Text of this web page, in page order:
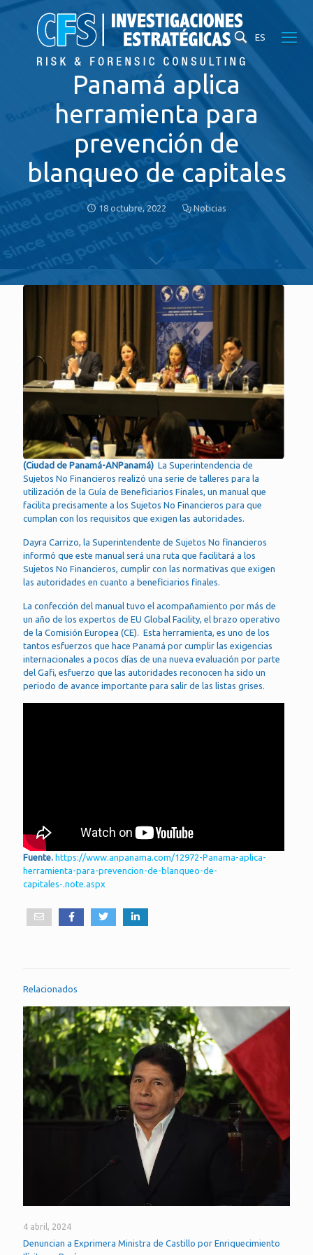
ES
Panamá aplica
herramienta para
prevención de
blanqueo de capitales
18 octubre, 2022 Noticias
(Ciudad de Panamá-ANPanamá) La Superintendencia de
Sujetos No Financieros realizó una serie de talleres para la
utilización de la Guía de Beneficiarios Finales, un manual que
facilita precisamente a los Sujetos No Financieros para que
cumplan con los requisitos que exigen las autoridades.
Dayra Carrizo, la Superintendente de Sujetos No financieros
informó que este manual será una ruta que facilitará a los
Sujetos No Financieros, cumplir con las normativas que exigen
las autoridades en cuanto a beneficiarios finales.
La confección del manual tuvo el acompañamiento por más de
un año de los expertos de EU Global Facility, el brazo operativo
de la Comisión Europea (CE). Esta herramienta, es uno de los
tantos esfuerzos que hace Panamá por cumplir las exigencias
internacionales a pocos días de una nueva evaluación por parte
del Gafi, esfuerzo que las autoridades reconocen ha sido un
periodo de avance importante para salir de las listas grises.
Fuente. https://www.anpanama.com/12972-Panama-aplica-
herramienta-para-prevencion-de-blanqueo-de-
capitales-.note.aspx
Relacionados
4 abril, 2024
Denuncian a Exprimera Ministra de Castillo por Enriquecimiento